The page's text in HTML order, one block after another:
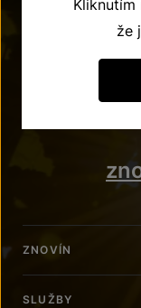
ZNOVÍN
SLUŽBY
že